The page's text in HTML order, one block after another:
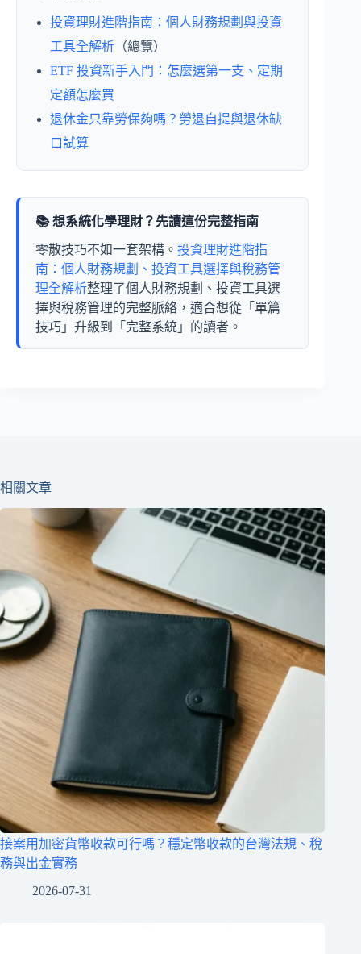
投資理財進階指南：個人財務規劃與投資
工具全解析 （總覽）
ETF 投資新手入門：怎麼選第一支、定期
定額怎麼買
退休金只靠勞保夠嗎？勞退自提與退休缺
口試算
📚 想系統化學理財？先讀這份完整指南
零散技巧不如一套架構。 投資理財進階指
南：個人財務規劃、投資工具選擇與稅務管
理全解析整理了個人財務規劃、投資工具選
擇與稅務管理的完整脈絡，適合想從「單篇
技巧」升級到「完整系統」的讀者。
相關文章
接案用加密貨幣收款可行嗎？穩定幣收款的台灣法規、稅
務與出金實務
2026-07-31